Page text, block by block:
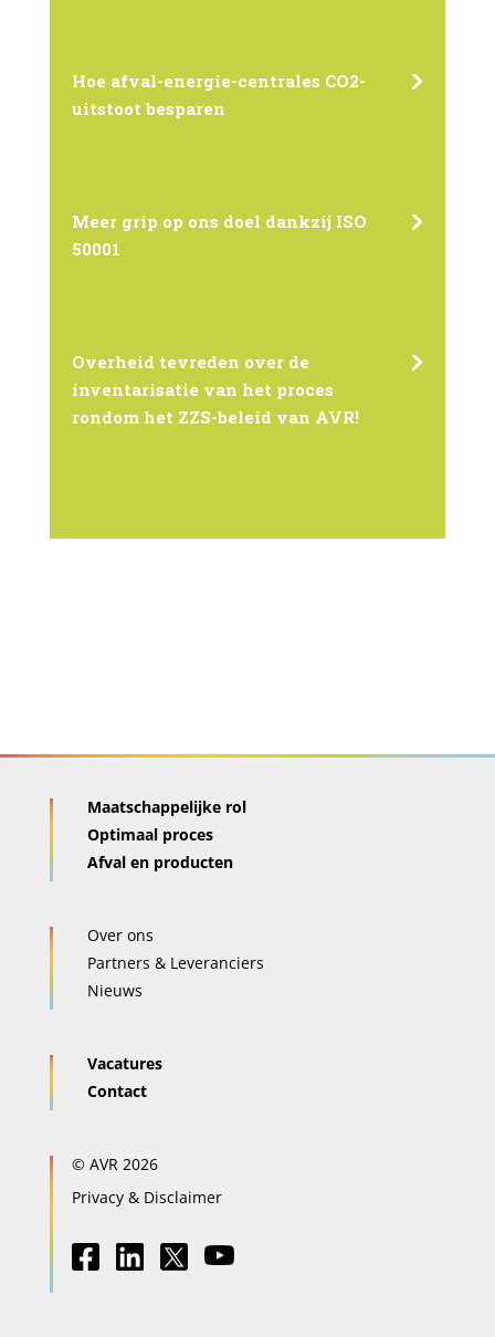
Hoe afval-energie-centrales CO2-
uitstoot besparen
Meer grip op ons doel dankzij ISO
50001
Overheid tevreden over de
inventarisatie van het proces
rondom het ZZS-beleid van AVR!
Maatschappelijke rol
Optimaal proces
Afval en producten
Over ons
Partners & Leveranciers
Nieuws
Vacatures
Contact
© AVR 2026
Privacy & Disclaimer